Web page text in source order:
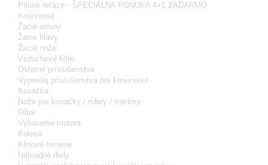
Pílové reťaze - ŠPECIÁLNA PONUKA 4+1 ZADARMO
Krovinorez
Žacie struny
Žacie hlavy
Žacie nože
Vzduchové filtre
Ostatné príslušenstvo
Výpredaj príslušenstva pre krovinorez
Kosačka
Nože pre kosačky / ridery / traktory
Filtre
Vybavenie motora
Kolesá
Klinové remene
Náhradné diely